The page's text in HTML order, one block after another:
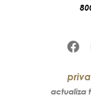
actualiza